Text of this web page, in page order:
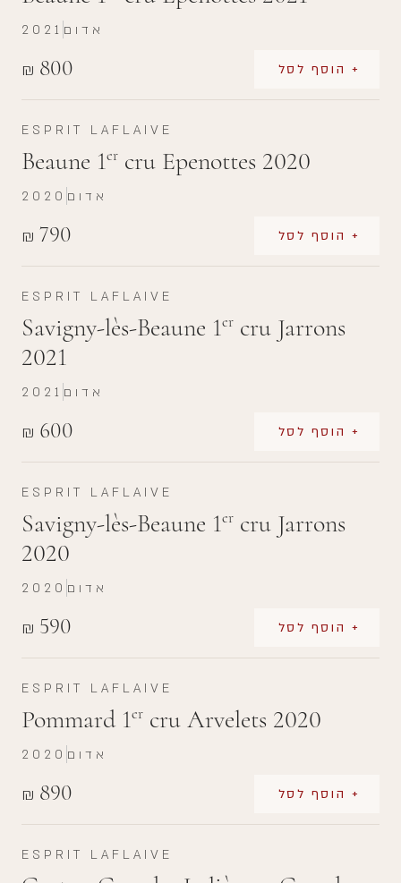
₪ 800 + הוסף לסל
2021 אדום
ESPRIT LAFLAIVE
Beaune 1er cru Epenottes 2020
₪ 790 + הוסף לסל
2020 אדום
ESPRIT LAFLAIVE
Savigny-lès-Beaune 1er cru Jarrons
2021
₪ 600 + הוסף לסל
2021 אדום
ESPRIT LAFLAIVE
Savigny-lès-Beaune 1er cru Jarrons
2020
₪ 590 + הוסף לסל
2020 אדום
ESPRIT LAFLAIVE
Pommard 1er cru Arvelets 2020
₪ 890 + הוסף לסל
2020 אדום
ESPRIT LAFLAIVE